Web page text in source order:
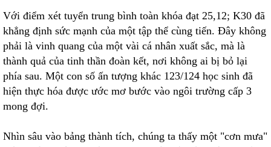
Với điểm xét tuyển trung bình toàn khóa đạt 25,12; K30 đã
khẳng định sức mạnh của một tập thể cùng tiến. Đây không
phải là vinh quang của một vài cá nhân xuất sắc, mà là
thành quả của tinh thần đoàn kết, nơi không ai bị bỏ lại
phía sau. Một con số ấn tượng khác 123/124 học sinh đã
hiện thực hóa được ước mơ bước vào ngôi trường cấp 3
mong đợi.
Nhìn sâu vào bảng thành tích, chúng ta thấy một "cơn mưa"